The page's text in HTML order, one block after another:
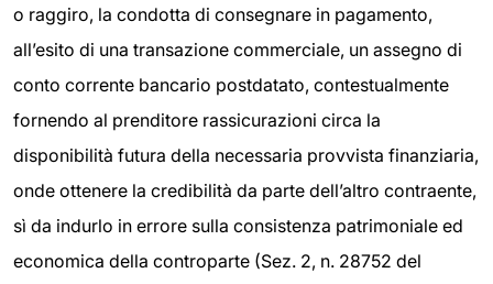
o raggiro, la condotta di consegnare in pagamento,
all’esito di una transazione commerciale, un assegno di
conto corrente bancario postdatato, contestualmente
fornendo al prenditore rassicurazioni circa la
disponibilità futura della necessaria provvista finanziaria,
onde ottenere la credibilità da parte dell’altro contraente,
sì da indurlo in errore sulla consistenza patrimoniale ed
economica della controparte (Sez. 2, n. 28752 del